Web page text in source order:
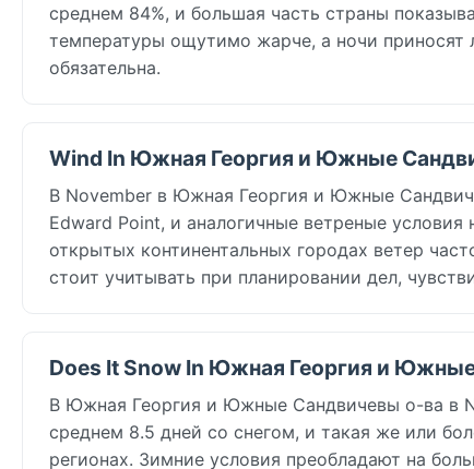
среднем 84%, и большая часть страны
температуры ощутимо жарче, а ночи
обязательна.
Wind In Южная Георгия и Южные
В November в Южная Георгия и Южные
Edward Point, и аналогичные ветреные
открытых континентальных городах ветер
стоит учитывать при планировании дел,
Does It Snow In Южная Георгия и
В Южная Георгия и Южные Сандвичевы о-ва в
среднем 8.5 дней со снегом, и такая же или
регионах. Зимние условия преобладают на